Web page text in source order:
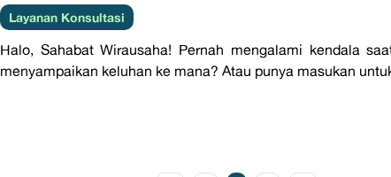
Layanan Konsultasi
Halo, Sahabat Wirausaha! Pernah mengalami kendala
menyampaikan keluhan ke mana? Atau punya masukan